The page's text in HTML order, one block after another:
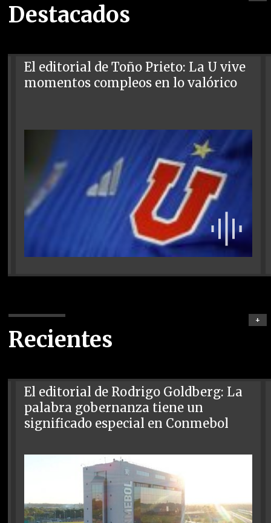
Destacados
El editorial de Toño Prieto: La U vive
momentos compleos en lo valórico
Recientes
+
El editorial de Rodrigo Goldberg: La
palabra gobernanza tiene un
significado especial en Conmebol